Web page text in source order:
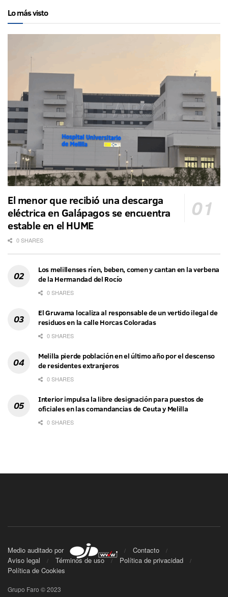
Lo más visto
El menor que recibió una descarga
eléctrica en Galápagos se encuentra
estable en el HUME
0 SHARES
Los melillenses ríen, beben, comen y cantan en la verbena
de la Hermandad del Rocío
0 SHARES
El Gruvama localiza al responsable de un vertido ilegal de
residuos en la calle Horcas Coloradas
0 SHARES
Melilla pierde población en el último año por el descenso
de residentes extranjeros
0 SHARES
Interior impulsa la libre designación para puestos de
oficiales en las comandancias de Ceuta y Melilla
0 SHARES
Medio auditado por
Contacto
Aviso legal
Términos de uso
Política de privacidad
Política de Cookies
Grupo Faro © 2023